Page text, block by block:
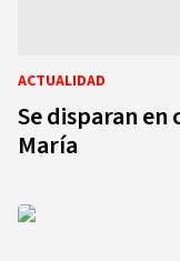
ACTUALIDAD
Se disparan
María